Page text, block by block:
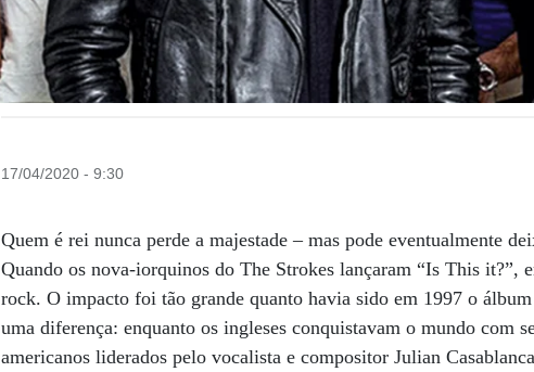
17/04/2020 - 9:30
Quem é rei nunca perde a majestade – mas pode eventualmente
Quando os nova-iorquinos do The Strokes lançaram “Is This it?”,
rock. O impacto foi tão grande quanto havia sido em 1997 o
uma diferença: enquanto os ingleses conquistavam o mundo com
americanos liderados pelo vocalista e compositor Julian